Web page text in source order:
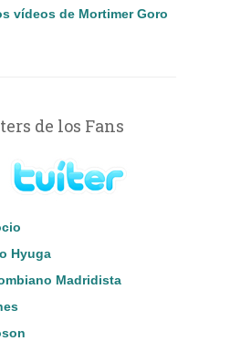
vídeos de Mortimer Goro
de los Fans
Hyuga
Madridista